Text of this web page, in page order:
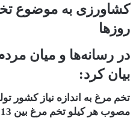
کشاورزی به موضوع
روزها
در رسانه‌ها و میان
بیان کرد:
تخم مرغ به اندازه نیاز کشور
مصوب هر کیلو تخم مرغ بین 13 هزار و 500 تا